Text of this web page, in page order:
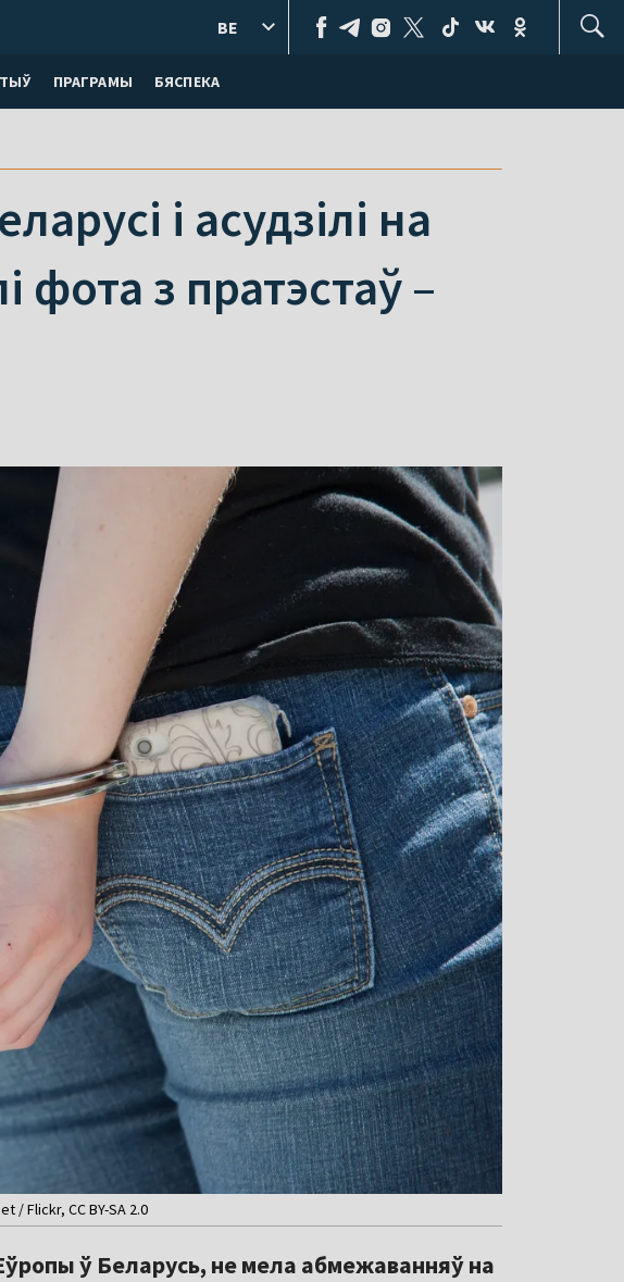
ПРАГРАМЫ БЯСПЕКА
BE
і асудзілі на
фота з пратэстаў –
/ Flickr, CC BY-SA 2.0
ў Беларусь, не мела абмежаванняў на